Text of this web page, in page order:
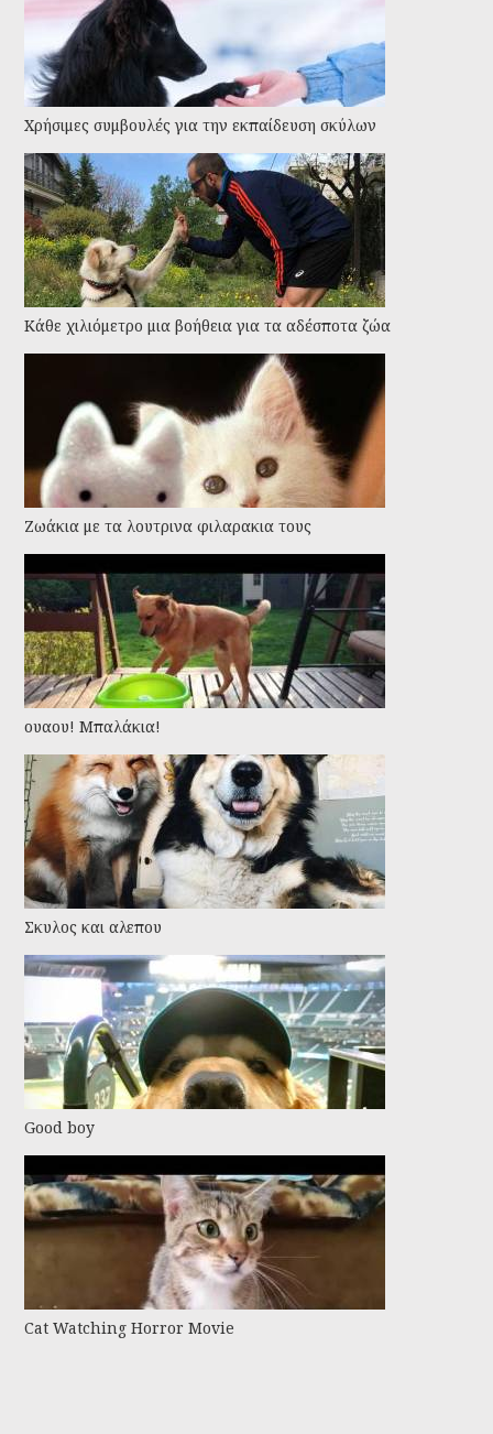
Χρήσιμες συμβουλές για την εκπαίδευση σκύλων
Kάθε χιλιόμετρο μια βοήθεια για τα αδέσποτα ζώα
Ζωάκια με τα λουτρινα φιλαρακια τους
ουαου! Μπαλάκια!
Σκυλος και αλεπου
Good boy
Cat Watching Horror Movie